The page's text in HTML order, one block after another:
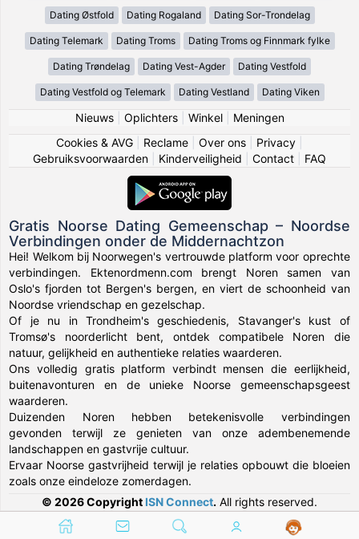
Dating Østfold Dating Rogaland Dating Sor-Trondelag
Dating Telemark Dating Troms Dating Troms og Finnmark fylke
Dating Trøndelag Dating Vest-Agder Dating Vestfold
Dating Vestfold og Telemark Dating Vestland Dating Viken
Nieuws| Oplichters| Winkel| Meningen
Cookies & AVG
Reclame Over ons Privacy
Gebruiksvoorwaarden
Kinderveiligheid Contact FAQ
Gratis Noorse Dating Gemeenschap – Noordse
Verbindingen onder de Middernachtzon
Hei! Welkom bij Noorwegen's vertrouwde platform voor oprechte
verbindingen. Ektenordmenn.com brengt Noren samen van
Oslo's fjorden tot Bergen's bergen, en viert de schoonheid van
Noordse vriendschap en gezelschap.
Of je nu in Trondheim's geschiedenis, Stavanger's kust of
Tromsø's noorderlicht bent, ontdek compatibele Noren die
natuur, gelijkheid en authentieke relaties waarderen.
Ons volledig gratis platform verbindt mensen die eerlijkheid,
buitenavonturen en de unieke Noorse gemeenschapsgeest
waarderen.
Duizenden Noren hebben betekenisvolle verbindingen
gevonden terwijl ze genieten van onze adembenemende
landschappen en gastvrije cultuur.
Ervaar Noorse gastvrijheid terwijl je relaties opbouwt die bloeien
zoals onze eindeloze zomerdagen.
© 2026 Copyright ISN Connect. All rights reserved.